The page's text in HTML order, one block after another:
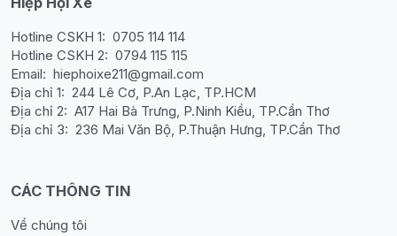
Hotline CSKH 1: 0705 114 114
Hotline CSKH 2: 0794 115 115
Email: hiephoixe211@gmail.com
Địa chỉ 1: 244 Lê Cơ, P.An Lạc, TP.HCM
Địa chỉ 2: A17 Hai Bà Trưng, P.Ninh Kiều, TP.Cần Thơ
Địa chỉ 3: 236 Mai Văn Bộ, P.Thuận Hưng, TP.Cần Thơ
CÁC THÔNG TIN
Về chúng tôi